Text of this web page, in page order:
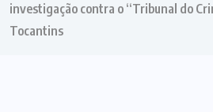
investigação contra o “Tribunal do
Tocantins